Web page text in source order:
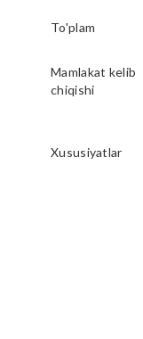
To'plam
Mamlakat kelib
chiqishi
Xususiyatlar